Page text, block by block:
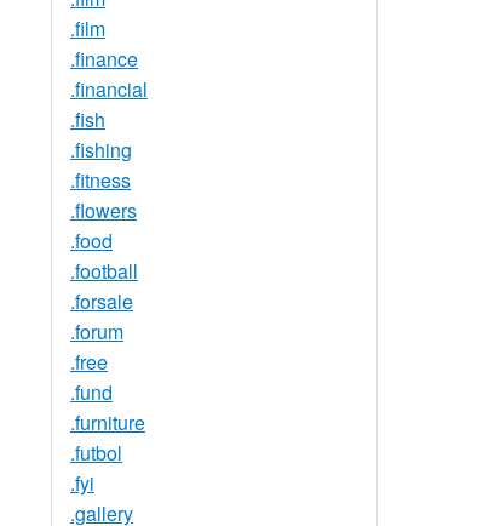
.film
.finance
.financial
.fish
.fishing
.fitness
.flowers
.food
.football
.forsale
.forum
.free
.fund
.furniture
.futbol
.fyi
.gallery